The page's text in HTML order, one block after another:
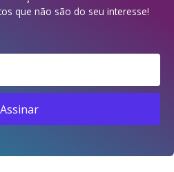
que não são do seu interesse!
Assinar